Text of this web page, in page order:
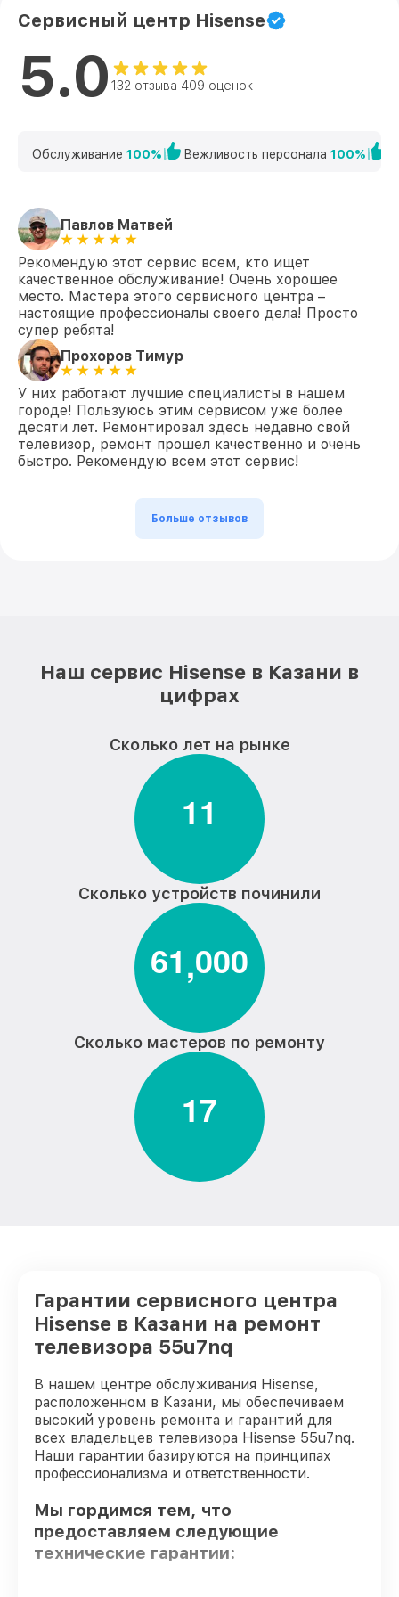
Сервисный центр Hisense
5.0 132 отзыва 409 оценок
Обслуживание 100% Вежливость персонала 100%
Павлов Матвей
Рекомендую этот сервис всем, кто ищет
качественное обслуживание! Очень хорошее
место. Мастера этого сервисного центра –
настоящие профессионалы своего дела! Просто
супер ребята!
Прохоров Тимур
У них работают лучшие специалисты в нашем
городе! Пользуюсь этим сервисом уже более
десяти лет. Ремонтировал здесь недавно свой
телевизор, ремонт прошел качественно и очень
быстро. Рекомендую всем этот сервис!
Больше отзывов
Наш сервис Hisense в Казани в
цифрах
Сколько лет на рынке
11
Сколько устройств починили
61,000
Сколько мастеров по ремонту
17
Гарантии сервисного центра
Hisense в Казани на ремонт
телевизора 55u7nq
В нашем центре обслуживания Hisense,
расположенном в Казани, мы обеспечиваем
высокий уровень ремонта и гарантий для
всех владельцев телевизора Hisense 55u7nq.
Наши гарантии базируются на принципах
профессионализма и ответственности.
Мы гордимся тем, что
предоставляем следующие
технические гарантии: